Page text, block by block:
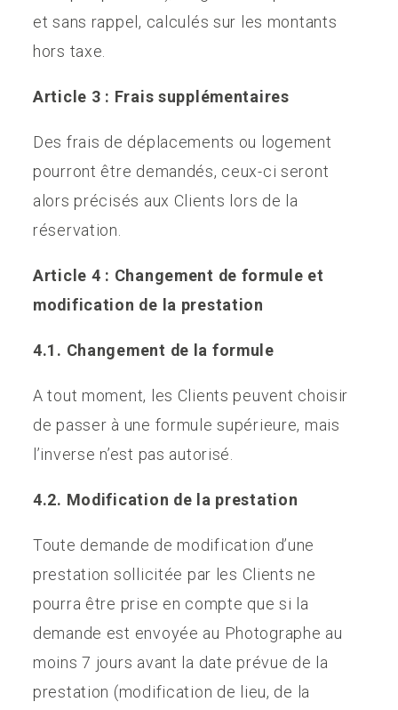
et sans rappel, calculés sur les montants
hors taxe.
Article 3 : Frais supplémentaires
Des frais de déplacements ou logement
pourront être demandés, ceux-ci seront
alors précisés aux Clients lors de la
réservation.
Article 4 : Changement de formule et
modification de la prestation
4.1. Changement de la formule
A tout moment, les Clients peuvent choisir
de passer à une formule supérieure, mais
l’inverse n’est pas autorisé.
4.2. Modification de la prestation
Toute demande de modification d’une
prestation sollicitée par les Clients ne
pourra être prise en compte que si la
demande est envoyée au Photographe au
moins 7 jours avant la date prévue de la
prestation (modification de lieu, de la